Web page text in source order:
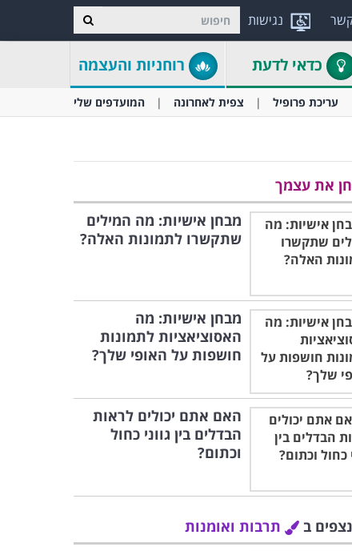
נגישות
כדאי לדעת רוחניות והעצמה
עריכת פרופיל צפית לאחרונה המועדפים שלי
את עצמך
מבחן אישיות: מה המילים
שתקשרו לתמונות האלה?
מבחן אישיות: מה
האסוציאציות לתמונות
חושפות על האופי שלך?
האם אתם יכולים לראות
הבדלים בין גווני כחול
וכתום?
ב
תרבות ואומנות